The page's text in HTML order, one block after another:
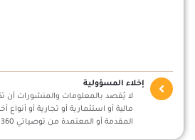
إخلاء المسؤولية
لا يُقصد بالمعلومات والمنشورات أن
مالية أو استثمارية أو تجارية أو أنواع
المقدمة أو المعتمدة من توصياتي 360